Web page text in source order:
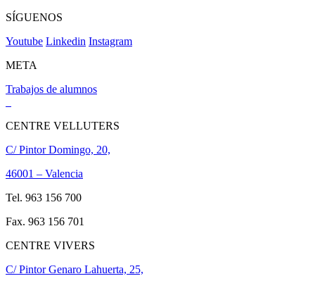
SÍGUENOS
Youtube Linkedin Instagram
META
Trabajos de alumnos
CENTRE VELLUTERS
C/ Pintor Domingo, 20,
46001 – Valencia
Tel. 963 156 700
Fax. 963 156 701
CENTRE VIVERS
C/ Pintor Genaro Lahuerta, 25,